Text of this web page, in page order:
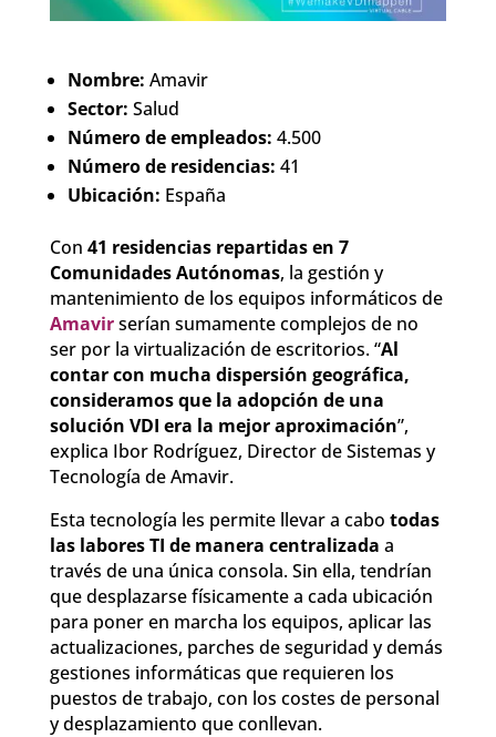
Nombre: Amavir
Sector: Salud
Número de empleados: 4.500
Número de residencias: 41
Ubicación: España
Con 41 residencias repartidas en 7
Comunidades Autónomas, la gestión y
mantenimiento de los equipos informáticos de
Amavirserían sumamente complejos de no
ser por la virtualización de escritorios. “Al
contar con mucha dispersión geográfica,
consideramos que la adopción de una
solución VDI era la mejor aproximación”,
explica Ibor Rodríguez, Director de Sistemas y
Tecnología de Amavir.
Esta tecnología les permite llevar a cabo todas
las labores TI de manera centralizada a
través de una única consola. Sin ella, tendrían
que desplazarse físicamente a cada ubicación
para poner en marcha los equipos, aplicar las
actualizaciones, parches de seguridad y demás
gestiones informáticas que requieren los
puestos de trabajo, con los costes de personal
y desplazamiento que conllevan.